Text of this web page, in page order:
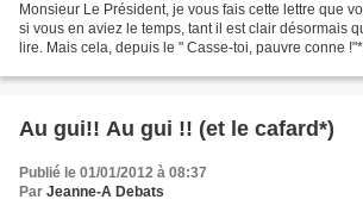
Monsieur Le Président, je vous fais cette lettre que
si vous en aviez le temps, tant il est clair désormais
lire. Mais cela, depuis le " Casse-toi, pauvre conne
Au gui!! Au gui !! (et le cafard*)
Publié le 01/01/2012 à 08:37
Par Jeanne-A Debats